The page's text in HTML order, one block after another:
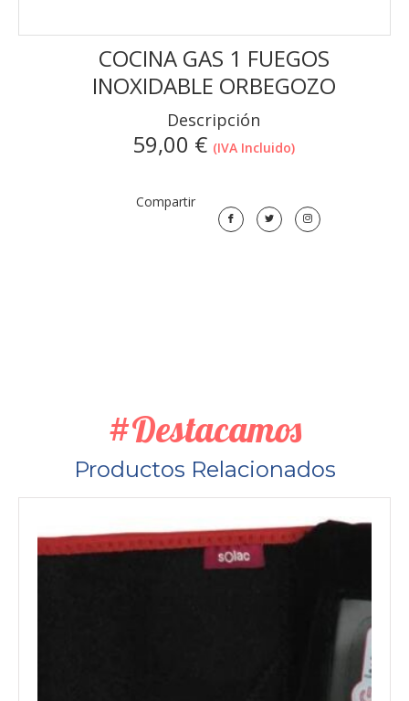
COCINA GAS 1 FUEGOS
INOXIDABLE ORBEGOZO
Descripción
59,00 € (IVA Incluido)
Compartir
#Destacamos
Productos Relacionados